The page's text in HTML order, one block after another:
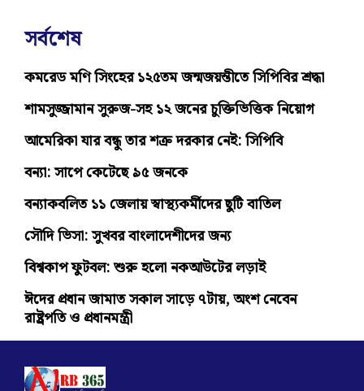
সর্বশেষ
কমরেড মণি সিংহের ১২৫তম জন্মজয়ন্তীতে সিপিবির শ্রদ্ধা
শামসুজ্জামান সুরুজ-সহ ১২ জনের চুক্তিভিত্তিক নিয়োগ
আমেরিকা যার বন্ধু তার শত্রু দরকার নেই: সিপিবি
বন্যা: সাপে কেটেছে ৯৫ জনকে
বন্যাকবলিত ১১ জেলায় স্বাস্থ্যকর্মীদের ছুটি বাতিল
সৌদি ভিসা: সুখবর বাংলাদেশীদের জন্য
বিশ্বকাপ ফুটবল: শুরু হলো নকআউটের লড়াই
ঈদের প্রধান জামাত সকাল সাড়ে ৭টায়, অংশ নেবেন
রাষ্ট্রপতি ও প্রধানমন্ত্রী